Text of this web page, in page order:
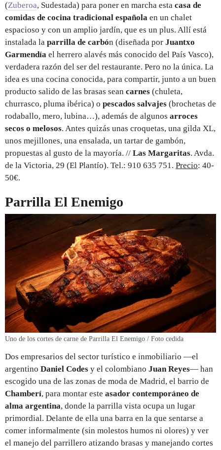
(Zuberoa, Sudestada) para poner en marcha esta casa de
comidas de cocina tradicional española en un chalet
espacioso y con un amplio jardín, que es un plus. Allí está
instalada la parrilla de carbón (diseñada por Juantxo
Garmendía el herrero alavés más conocido del País Vasco),
verdadera razón del ser del restaurante. Pero no la única. La
idea es una cocina conocida, para compartir, junto a un buen
producto salido de las brasas sean carnes (chuleta,
churrasco, pluma ibérica) o pescados salvajes (brochetas de
rodaballo, mero, lubina…), además de algunos arroces
secos o melosos. Antes quizás unas croquetas, una gilda XL,
unos mejillones, una ensalada, un tartar de gambón,
propuestas al gusto de la mayoría. // Las Margaritas. Avda.
de la Victoria, 29 (El Plantío). Tel.: 910 635 751. Precio: 40-
50€.
Parrilla El Enemigo
Uno de los cortes de carne de Parrilla El Enemigo / Foto cedida
Dos empresarios del sector turístico e inmobiliario —el
argentino Daniel Codes y el colombiano Juan Reyes— han
escogido una de las zonas de moda de Madrid, el barrio de
Chamberí, para montar este asador contemporáneo de
alma argentina, donde la parrilla vista ocupa un lugar
primordial. Delante de ella una barra en la que sentarse a
comer informalmente (sin molestos humos ni olores) y ver
el manejo del parrillero atizando brasas y manejando cortes